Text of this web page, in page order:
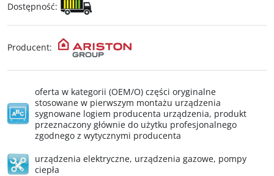
Dostępność:
Producent:
oferta w kategorii (OEM/O) części oryginalne
stosowane w pierwszym montażu urządzenia
sygnowane logiem producenta urządzenia, produkt
przeznaczony głównie do użytku profesjonalnego
zgodnego z wytycznymi producenta
urządzenia elektryczne, urządzenia gazowe, pompy
ciepła